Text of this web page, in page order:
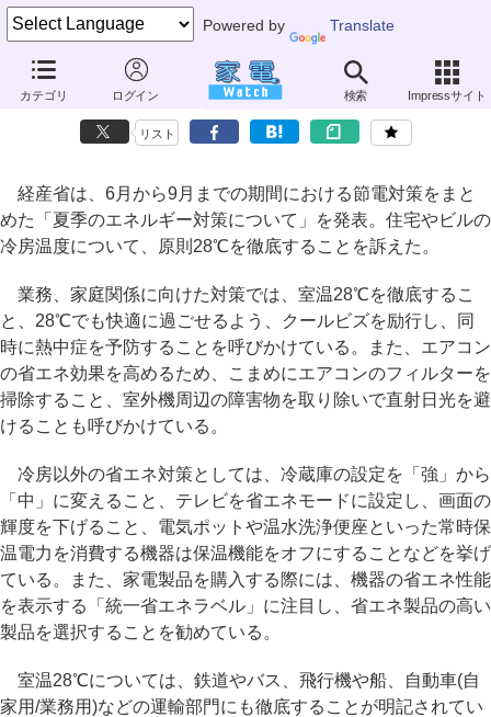
Powered by Translate
カテゴリ ログイン 検索 Impressサイト
経産省、6～9月は“室温28℃の徹底”を呼びかけ
～住宅やビル、交通機関など。政府も自ら実施
リスト
経産省は、6月から9月までの期間における節電対策をまと
めた「夏季のエネルギー対策について」を発表。住宅やビルの
冷房温度について、原則28℃を徹底することを訴えた。
業務、家庭関係に向けた対策では、室温28℃を徹底するこ
と、28℃でも快適に過ごせるよう、クールビズを励行し、同
時に熱中症を予防することを呼びかけている。また、エアコン
の省エネ効果を高めるため、こまめにエアコンのフィルターを
掃除すること、室外機周辺の障害物を取り除いで直射日光を避
けることも呼びかけている。
冷房以外の省エネ対策としては、冷蔵庫の設定を「強」から
「中」に変えること、テレビを省エネモードに設定し、画面の
輝度を下げること、電気ポットや温水洗浄便座といった常時保
温電力を消費する機器は保温機能をオフにすることなどを挙げ
ている。また、家電製品を購入する際には、機器の省エネ性能
を表示する「統一省エネラベル」に注目し、省エネ製品の高い
製品を選択することを勧めている。
室温28℃については、鉄道やバス、飛行機や船、自動車(自
家用/業務用)などの運輸部門にも徹底することが明記されてい